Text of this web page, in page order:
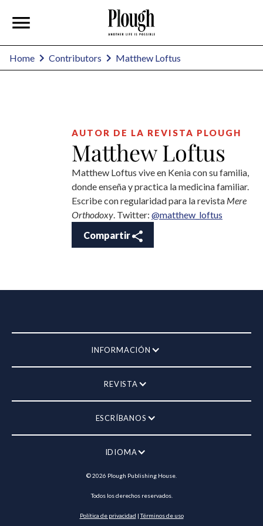
Home Contributors Matthew Loftus
AUTOR DE LA REVISTA PLOUGH
Matthew Loftus
Matthew Loftus vive en Kenia con su familia,
donde enseña y practica la medicina familiar.
Escribe con regularidad para la revista Mere
Orthodoxy. Twitter: @matthew_loftus
Compartir
INFORMACIÓN
REVISTA
ESCRÍBANOS
IDIOMA
©2026 Plough Publishing House.
Todos los derechos reservados.
Política de privacidad |Términos de uso